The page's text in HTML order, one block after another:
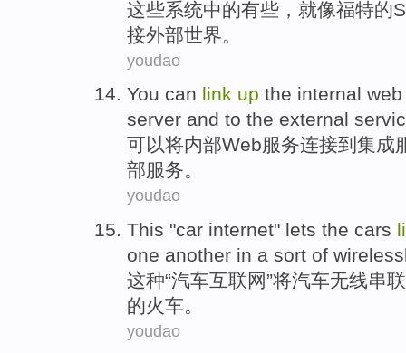
这些系统中的有些 ， 就像福特的
接外部世界 。
youdao
You can link up the internal web
server and to the external
可以将内部Web服务连接到 集成
部服务。
youdao
This "car internet" lets the cars
one another in a sort of
这种“汽车互联网”将汽车无线串联
的火车。
youdao